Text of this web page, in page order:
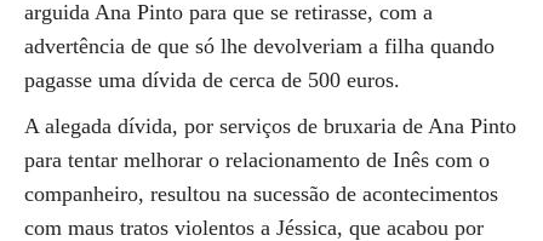
arguida Ana Pinto para que se retirasse, com a
advertência de que só lhe devolveriam a filha quando
pagasse uma dívida de cerca de 500 euros.
A alegada dívida, por serviços de bruxaria de Ana Pinto
para tentar melhorar o relacionamento de Inês com o
companheiro, resultou na sucessão de acontecimentos
com maus tratos violentos a Jéssica, que acabou por